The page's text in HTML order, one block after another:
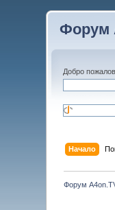
Форум
Добро
Начало
Форум